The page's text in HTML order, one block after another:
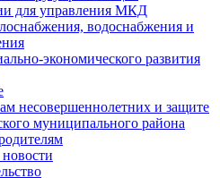
для управления МКД
водоснабжения и
экономического развития
несовершеннолетних и защите
муниципального района